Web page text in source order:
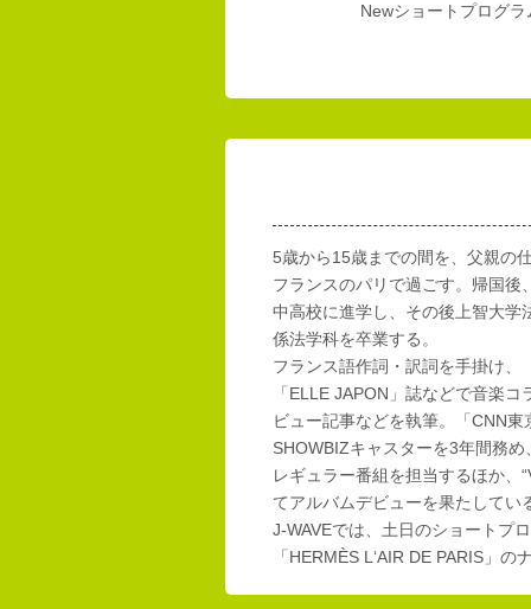
Newショートプログ
5歳から15歳までの間を、父親の
フランスのパリで過ごす。帰国後
中高校に進学し、その後上智大学
係法学科を卒業する。
フランス語作詞・訳詞を手掛け、
「ELLE JAPON」誌などで音楽コ
ビュー記事などを執筆。「CNN東
SHOWBIZキャスターを3年間務め
レギュラー番組を担当するほか、
てアルバムデビューを果たしてい
J-WAVEでは、土日のショートプ
「HERMÈS L‘AIR DE PARIS」